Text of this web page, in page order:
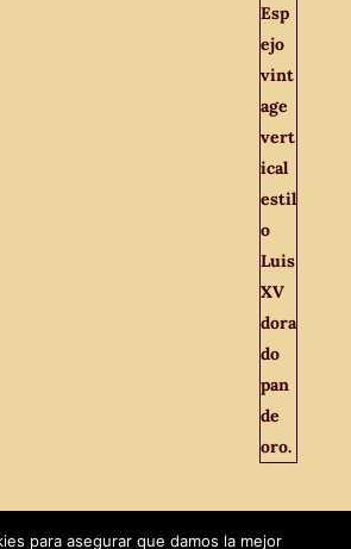
para asegurar que damos la mejor